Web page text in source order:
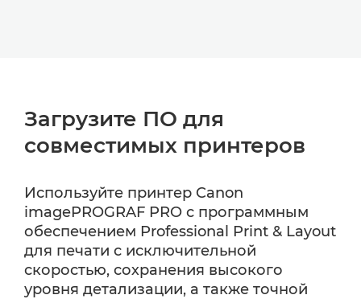
Загрузите ПО для
совместимых принтеров
Используйте принтер Canon
imagePROGRAF PRO с программным
обеспечением Professional Print & Layout
для печати с исключительной
скоростью, сохранения высокого
уровня детализации, а также точной